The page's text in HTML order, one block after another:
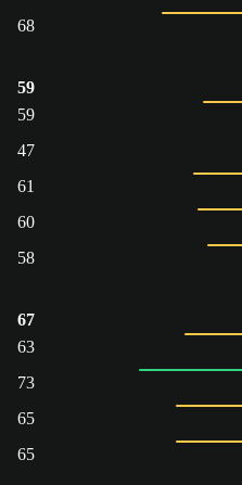
68
59
59
47
61
60
58
67
63
73
65
65